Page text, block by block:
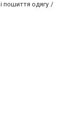
пошиття одягу